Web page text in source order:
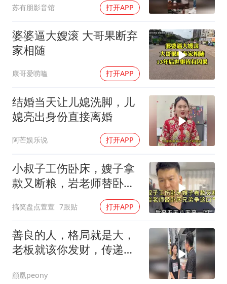
奋进开新局 实干挑大梁
苏有朋影音馆 打开APP
婆婆逼大嫂滚 大哥果断弃
家相随
康哥爱唠嗑 打开APP
结婚当天让儿媳洗脚，儿
媳亮出身份直接离婚
阿芒娱乐说 打开APP
小叔子工伤卧床，嫂子拿
款又断粮，岩老师替卧床
搞笑盘点萱萱 7跟贴 打开APP
善良的人，格局就是大，
老板就该你发财，传递正
顧凰peony